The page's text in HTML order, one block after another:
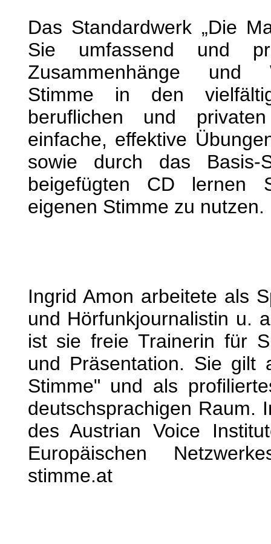
Das Standardwerk „Die
Sie umfassend und
Zusammenhänge und
Stimme in den
beruflichen und
einfache, effektive
sowie durch das Basis-
beigefügten CD lernen
eigenen Stimme zu nutzen.
Ingrid Amon arbeitete als
und Hörfunkjournalistin u.
ist sie freie Trainerin für
und Präsentation. Sie gilt
Stimme" und als
deutschsprachigen Raum.
des Austrian Voice
Europäischen
stimme.at